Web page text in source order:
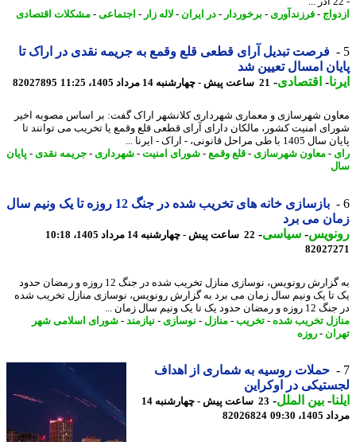
-فرزندآوری - برخوردار-در ایران - لاله زار- اجتماعی-مشکلات اقتصادی
فرصت تبدیل آرای قطعی قلع وقمع به جریمه نقدی در اراک تا
امسال تعیین شد
-اقتصادی-21 ساعت پیش - چهارشنبه 14 مرداد 1405، 11:25 82027895
شهرسازی و معماری شهرداری کلانشهر اراک گفت: بر اساس مصوبه اخیر
امنیت کشور، مالکان دارای آرای قطعی قلع وقمع یا تخریب می توانند تا
طی مراحل قانونی، - اراک - ایرنا ...
- معاون شهرسازی- قلع وقمع-شورای امنیت-شهرداری- جریمه نقدی-پایان
بازسازی خانه های تخریب شده در جنگ 12 روزه تا یک ونیم سال
می برد
-سیاسی-22 ساعت پیش - چهارشنبه 14 مرداد 1405، 10:18
به گزارش رونویس، نوسازی منازل تخریب شده در جنگ 12 روزه و رمضان حدود
یک ونیم سال زمان می برد به گزارش رونویس، نوسازی منازل تخریب شده
حدود یک تا یک ونیم سال زمان ...
تخریب شده-تخریب-منازل-نوسازی- نیازمند-شورای اسلامی شهر
- روزه
حملات روسیه به شماری از اهداف
در اوکراین
-بین الملل-
23 ساعت پیش - چهارشنبه 14
09:30
82026824